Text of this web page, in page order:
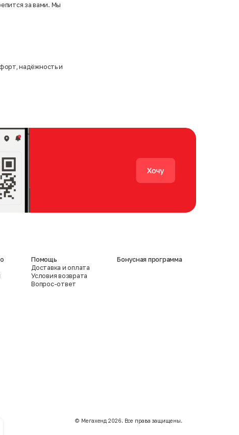
за вами. Мы
надёжность и
Помощь
Доставка и оплата
Условия возврата
Вопрос-ответ
Бонусная программа
©️ Мегахенд 2026. Все права защищены.